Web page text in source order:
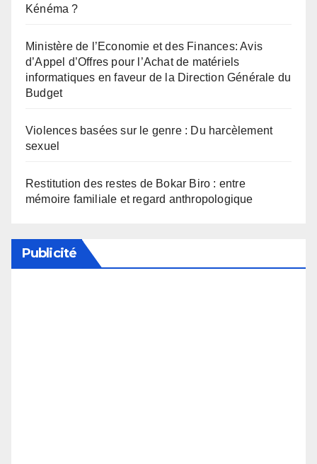
Kénéma ?
Ministère de l’Economie et des Finances: Avis
d’Appel d’Offres pour l’Achat de matériels
informatiques en faveur de la Direction Générale du
Budget
Violences basées sur le genre : Du harcèlement
sexuel
Restitution des restes de Bokar Biro : entre
mémoire familiale et regard anthropologique
Publicité